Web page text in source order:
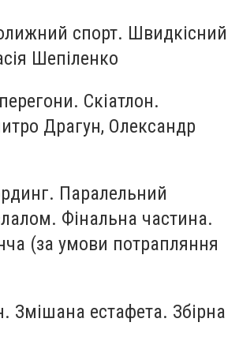
спорт. Швидкісний
Шепіленко
Скіатлон.
Драгун, Олександр
Паралельний
Фінальна частина.
(за умови потрапляння
Змішана естафета. Збірна